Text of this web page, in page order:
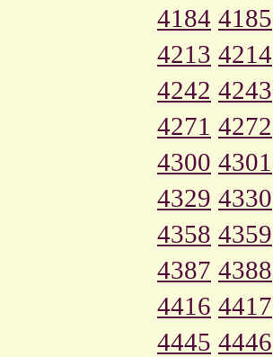
4184 4185
4213 4214
4242 4243
4271 4272
4300 4301
4329 4330
4358 4359
4387 4388
4416 4417
4445 4446